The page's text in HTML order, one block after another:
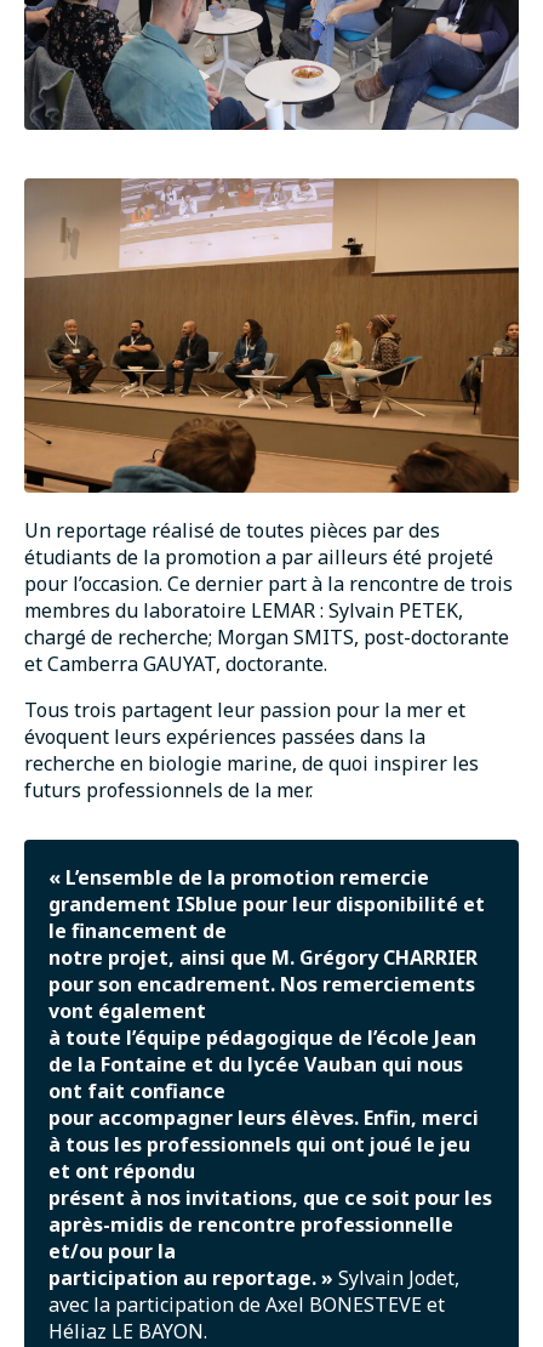
Un reportage réalisé de toutes pièces par des
étudiants de la promotion a par ailleurs été projeté
pour l’occasion. Ce dernier part à la rencontre de trois
membres du laboratoire LEMAR : Sylvain PETEK,
chargé de recherche; Morgan SMITS, post-doctorante
et Camberra GAUYAT, doctorante.
Tous trois partagent leur passion pour la mer et
évoquent leurs expériences passées dans la
recherche en biologie marine, de quoi inspirer les
futurs professionnels de la mer.
« L’ensemble de la promotion remercie
grandement ISblue pour leur disponibilité et
le financement de
notre projet, ainsi que M. Grégory CHARRIER
pour son encadrement. Nos remerciements
vont également
à toute l’équipe pédagogique de l’école Jean
de la Fontaine et du lycée Vauban qui nous
ont fait confiance
pour accompagner leurs élèves. Enfin, merci
à tous les professionnels qui ont joué le jeu
et ont répondu
présent à nos invitations, que ce soit pour les
après-midis de rencontre professionnelle
et/ou pour la
participation au reportage. » Sylvain Jodet,
avec la participation de Axel BONESTEVE et
Héliaz LE BAYON.